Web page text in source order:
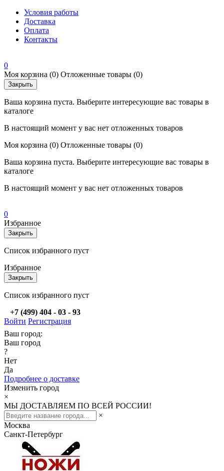
Условия работы
Доставка
Оплата
Контакты
0
Моя корзина (0) Отложенные товары (0)
Закрыть
Ваша корзина пуста. Выберите интересующие вас товары в
каталоге
В настоящий момент у вас нет отложенных товаров
Моя корзина (0) Отложенные товары (0)
Ваша корзина пуста. Выберите интересующие вас товары в
каталоге
В настоящий момент у вас нет отложенных товаров
0
Избранное
Закрыть
Список избранного пуст
Избранное
Закрыть
Список избранного пуст
+7 (499) 404 - 03 - 93
Войти Регистрация
Ваш город:
Ваш город
?
Нет
Да
Подробнее о доставке
Изменить город
×
МЫ ДОСТАВЛЯЕМ ПО ВСЕЙ РОССИИ!
×
Москва
Санкт-Петербург